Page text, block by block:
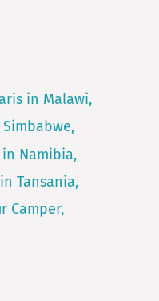
in Malawi
Namibia
Tansania
Camper